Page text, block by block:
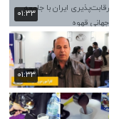
۰۱:۳۳
۰۱:۳۳